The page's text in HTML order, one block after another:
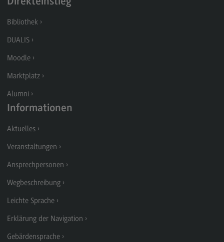
Modulangebot
Bibliothek
DUALIS
Moodle
Marktplatz
Alumni
Informationen
Aktuelles
Veranstaltungen
Ansprechpersonen
Wegbeschreibung
Leichte Sprache
Erklärung der Navigation
Gebärdensprache